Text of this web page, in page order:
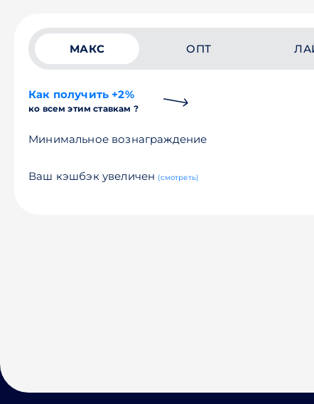
МАКС ОПТ
Как получить +2%
ко всем этим ставкам ?
Минимальное вознаграждение
Ваш кэшбэк увеличен (смотреть)